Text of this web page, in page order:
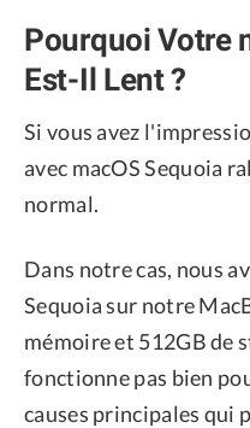
Pourquoi Votre
Est-Il Lent ?
Si vous avez
avec macOS Sequoia
normal.
Dans notre cas, nous
Sequoia sur notre
mémoire et 512GB de
fonctionne pas bien
causes principales qui